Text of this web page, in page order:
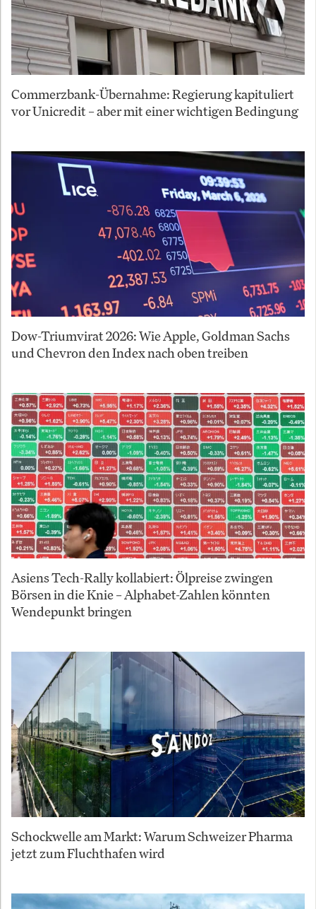
Commerzbank-Übernahme: Regierung kapituliert
vor Unicredit – aber mit einer wichtigen Bedingung
Dow-Triumvirat 2026: Wie Apple, Goldman Sachs
und Chevron den Index nach oben treiben
Asiens Tech-Rally kollabiert: Ölpreise zwingen
Börsen in die Knie – Alphabet-Zahlen könnten
Wendepunkt bringen
Schockwelle am Markt: Warum Schweizer Pharma
jetzt zum Fluchthafen wird